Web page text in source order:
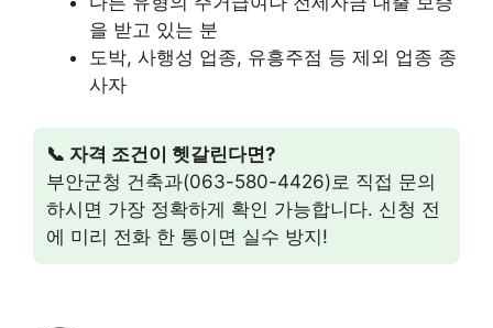
을 받고 있는 분
도박, 사행성 업종, 유흥주점 등 제외 업종 종
사자
📞 자격 조건이 헷갈린다면?
부안군청 건축과(063-580-4426)로 직접 문의
하시면 가장 정확하게 확인 가능합니다. 신청 전
에 미리 전화 한 통이면 실수 방지!